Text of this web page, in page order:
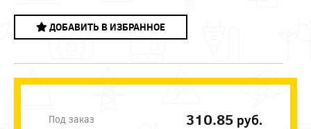
ДОБАВИТЬ В ИЗБРАННОЕ
Под заказ 310.85 руб.